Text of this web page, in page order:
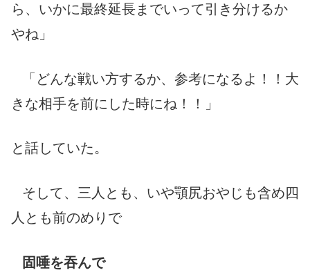
ら、いかに最終延長までいって引き分けるか
やね」
「どんな戦い方するか、参考になるよ！！大
きな相手を前にした時にね！！」
と話していた。
そして、三人とも、いや顎尻おやじも含め四
人とも前のめりで
固唾を吞んで